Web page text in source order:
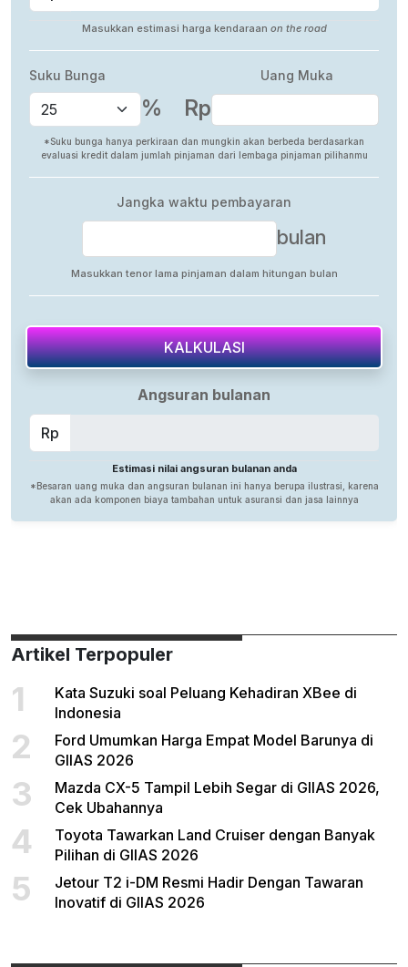
Artikel Terpopuler
1
Kata Suzuki soal Peluang Kehadiran XBee di
Indonesia
2
Ford Umumkan Harga Empat Model Barunya di
GIIAS 2026
3
Mazda CX-5 Tampil Lebih Segar di GIIAS 2026,
Cek Ubahannya
4
Toyota Tawarkan Land Cruiser dengan Banyak
Pilihan di GIIAS 2026
5
Jetour T2 i-DM Resmi Hadir Dengan Tawaran
Inovatif di GIIAS 2026